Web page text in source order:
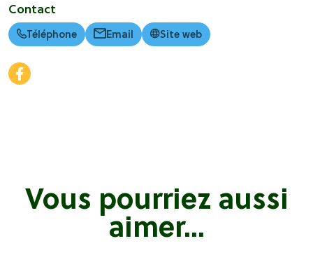
Contact
Téléphone Email Site web
Vous pourriez aussi
aimer...